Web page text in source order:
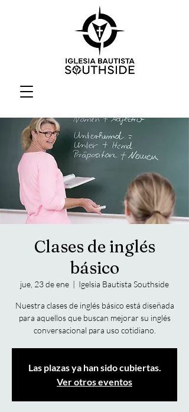
Clases de inglés
básico
jue, 23 de ene
  |
Igelsia Bautista Southside
Nuestra clases de inglés básico está diseñada
para aquellos que buscan mejorar su inglés
conversacional para uso cotidiano.
Las plazas ya han sido cubiertas.
Ver otros eventos